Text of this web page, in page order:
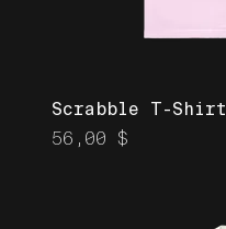
Scrabble T-Shirt
Prix
56,00 $